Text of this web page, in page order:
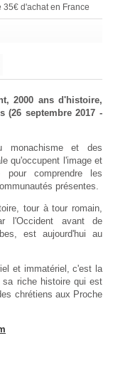
d'achat en France
2000 ans d'histoire,
(26 septembre 2017 -
monachisme et des
qu'occupent l'image et
comprendre les
présentes.
tour à tour romain,
l'Occident avant de
est aujourd'hui au
et immatériel, c'est la
riche histoire qui est
chrétiens aux Proche